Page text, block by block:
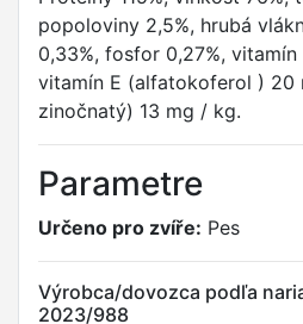
popoloviny 2,5%, hrubá
0,33%, fosfor 0,27%,
vitamín E (alfatokoferol ) 20
zinočnatý) 13 mg / kg.
Parametre
Určeno pro zvíře: Pes
Výrobca/dovozca podľa
2023/988